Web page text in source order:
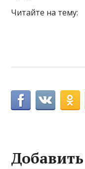
Читайте на тему: